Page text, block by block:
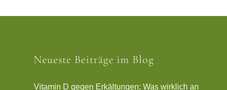
Neueste Beiträge im Blog
Vitamin D gegen Erkältungen: Was wirklich an